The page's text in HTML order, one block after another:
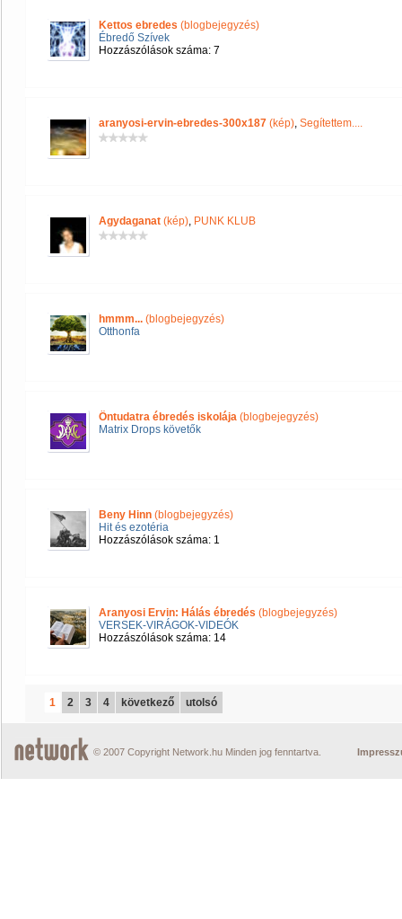
Kettos ebredes (blogbejegyzés)
Ébredő Szívek
Hozzászólások száma: 7
aranyosi-ervin-ebredes-300x187 (kép), Segítettem....
Agydaganat (kép), PUNK KLUB
hmmm... (blogbejegyzés)
Otthonfa
Öntudatra ébredés iskolája (blogbejegyzés)
Matrix Drops követők
Beny Hinn (blogbejegyzés)
Hit és ezotéria
Hozzászólások száma: 1
Aranyosi Ervin: Hálás ébredés (blogbejegyzés)
VERSEK-VIRÁGOK-VIDEÓK
Hozzászólások száma: 14
1 2 3 4 következő utolsó
© 2007 Copyright Network.hu Minden jog fenntartva.